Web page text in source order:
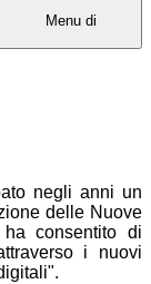
Menu di
negli anni un
delle Nuove
consentito di
i nuovi